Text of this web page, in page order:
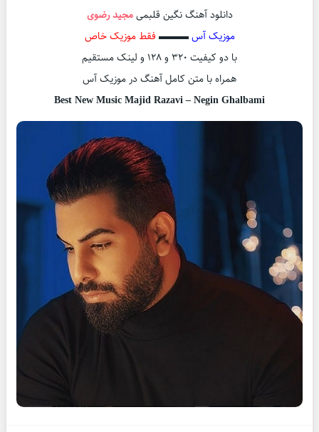
دانلود آهنگ نگین قلبمیمجید رضوی
موزیک آس▬▬▬ فقط موزیک خاص
با دو کیفیت ۳۲۰ و ۱۲۸ و لینک مستقیم
همراه با متن کامل آهنگ در موزیک آس
Best New Music Majid Razavi – Negin Ghalbami